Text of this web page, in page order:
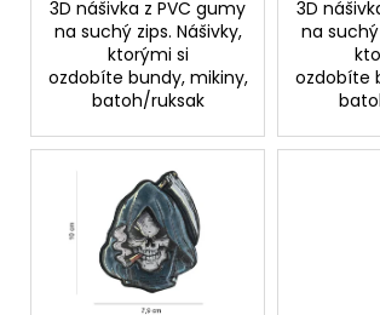
3D nášivka z PVC gumy
na suchý zips. Nášivky,
ktorými si
ozdobíte bundy, mikiny,
batoh/ruksak
3D
na suchý
ozdobíte